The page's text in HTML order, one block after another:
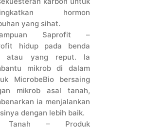
hormon
yang sihat.
Saprofit –
hidup pada benda
atau yang reput. Ia
mikrob di dalam
MicrobeBio bersaing
mikrob asal tanah,
ia menjalankan
dengan lebih baik.
Tanah – Produk